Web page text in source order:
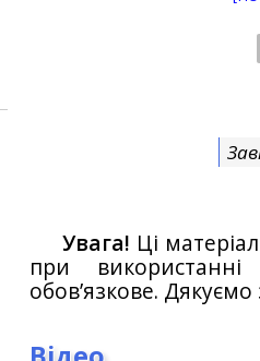
Увага! Ці
при
обов’язкове.